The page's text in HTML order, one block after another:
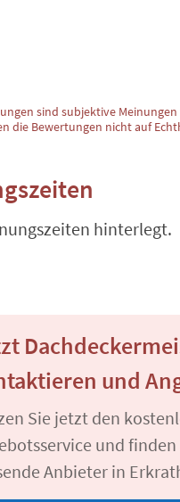
sind subjektive
die Bewertungen nicht auf
hinterlegt.
und
Sie jetzt den
und
Anbieter in